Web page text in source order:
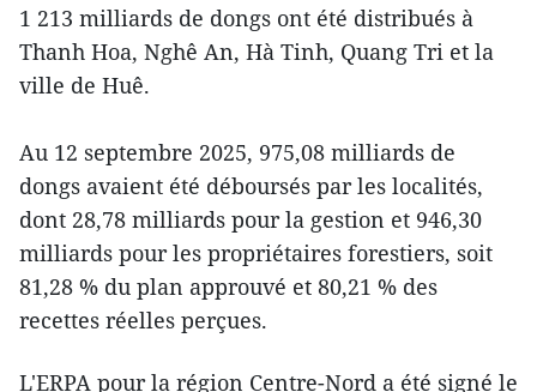
1 213 milliards de dongs ont été distribués à
Thanh Hoa, Nghê An, Hà Tinh, Quang Tri et la
ville de Huê.
Au 12 septembre 2025, 975,08 milliards de
dongs avaient été déboursés par les localités,
dont 28,78 milliards pour la gestion et 946,30
milliards pour les propriétaires forestiers, soit
81,28 % du plan approuvé et 80,21 % des
recettes réelles perçues.
L'ERPA pour la région Centre-Nord a été signé le